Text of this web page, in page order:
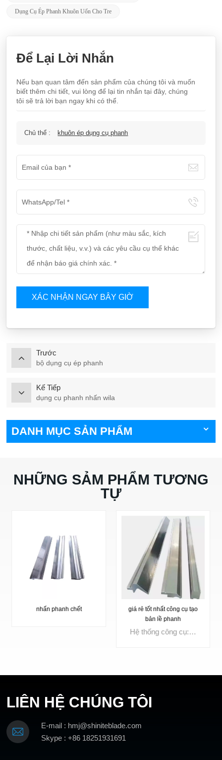
Dụng Cụ Ép Phanh Khuôn Uốn Cho Tre
Để Lại Lời Nhắn
Nếu bạn quan tâm đến sản phẩm của chúng tôi và muốn
biết thêm chi tiết, vui lòng để lại tin nhắn tại đây, chúng
tôi sẽ trả lời bạn ngay khi có thể.
Chủ thể : khuôn ép dụng cụ phanh
XÁC NHẬN NGAY BÂY GIỜ
Trước
bộ dụng cụ ép phanh
Kế Tiếp
dụng cụ phanh nhấn wila
DANH MỤC SẢN PHẨM
NHỮNG SẢM PHẨM TƯƠNG
TỰ
nhấn phanh chết
TÌM HIỂU
giá rẻ tốt nhất công cụ tạo
bản lề phanh
Hệ thống công cụ: Amada Systeme 2-V chếtGóc: 30°Mở khuôn:V6-V10,V8-V12Bán kính: R1.0mmChiều cao: 46mmTải trọng tối đa: 550 kN/mChất liệu: 42CrMo4
LIÊN HỆ CHÚNG TÔI
E-mail : hmj@shiniteblade.com
Skype : +86 18251931691